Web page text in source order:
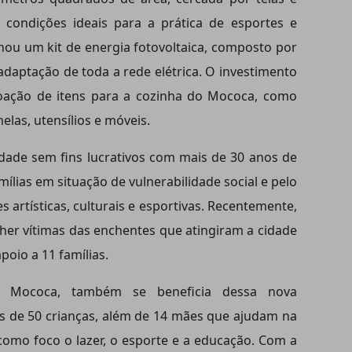
ideais para a prática de esportes e
um kit de energia fotovoltaica, composto por
de toda a rede elétrica. O investimento
de itens para a cozinha do Mococa, como
utensílios e móveis.
sem fins lucrativos com mais de 30 anos de
em situação de vulnerabilidade social e pelo
artísticas, culturais e esportivas. Recentemente,
vítimas das enchentes que atingiram a cidade
a 11 famílias.
também se beneficia dessa nova
50 crianças, além de 14 mães que ajudam na
foco o lazer, o esporte e a educação. Com a